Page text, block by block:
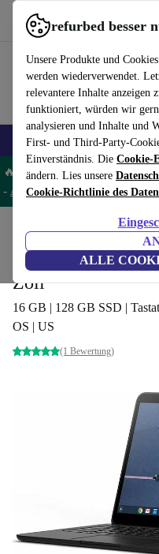
refurbed besser
Unsere Produkte und
werden wiederverwendet.
relevantere Inhalte anzeigen
funktioniert, würden wir
analysieren und Inhalte und
First- und Third-Party-
Einverständnis. Die Cookie-
ändern. Lies unsere
Cookie-Richtlinie des
ALLE
refurbed schnell und einfach
🎒 Back to school Handys
🔥 Spare 5% EXTRA auf
- AGB
Laptops
Google Pixelbook
Zoll
16 GB | 128 GB SSD |
OS | US
(1 Bewertung)